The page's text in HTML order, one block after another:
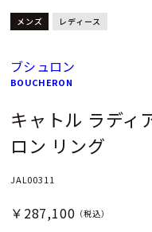
メンズ レディース
ブシュロン
BOUCHERON
キャトル ラディ
ロン リング
JAL00311
￥287,100 （税込）